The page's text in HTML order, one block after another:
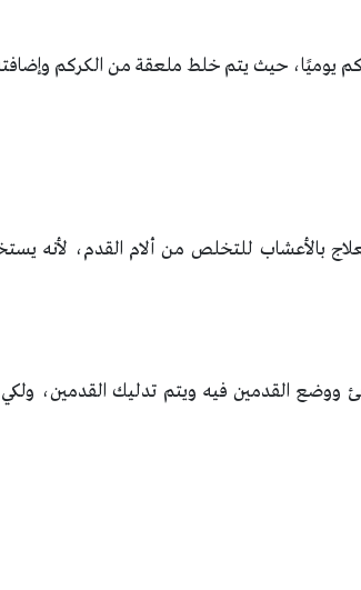
يوميًا، حيث يتم خلط ملعقة من الكركم
بالأعشاب للتخلص من ألام القدم، لأنه
القدمين فيه ويتم تدليك القدمين، ولكي